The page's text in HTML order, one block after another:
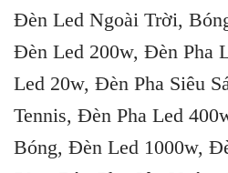
Đèn Led Ngoài Trời,
Đèn Led 200w, Đèn Pha
Led 20w, Đèn Pha Siêu
Tennis, Đèn Pha Led
Bóng, Đèn Led 1000w,